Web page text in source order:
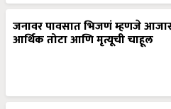
जनावर पावसात भिजणं म्हणजे
आर्थिक तोटा आणि मृत्यूची चाहूल